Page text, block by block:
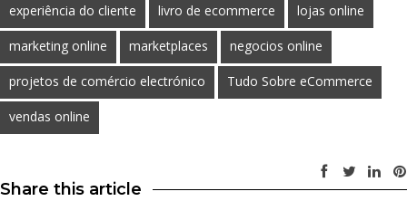
experiência do cliente livro de ecommerce lojas online
marketing online marketplaces negocios online
projetos de comércio electrónico Tudo Sobre eCommerce
vendas online
Share this article